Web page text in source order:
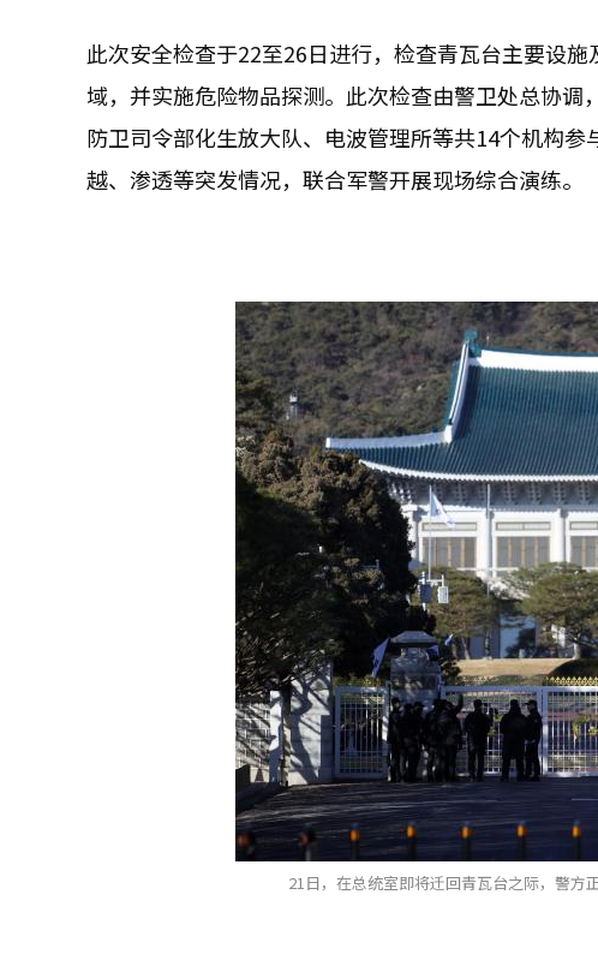
此次安全检查于22至26日进行，检查青瓦台主要设
域，并实施危险物品探测。此次检查由警卫处总协
防卫司令部化生放大队、电波管理所等共14个机构
越、渗透等突发情况，联合军警开展现场综合演练。
21日，在总统室即将迁回青瓦台之际，警方